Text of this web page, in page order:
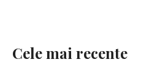
Cele mai recente